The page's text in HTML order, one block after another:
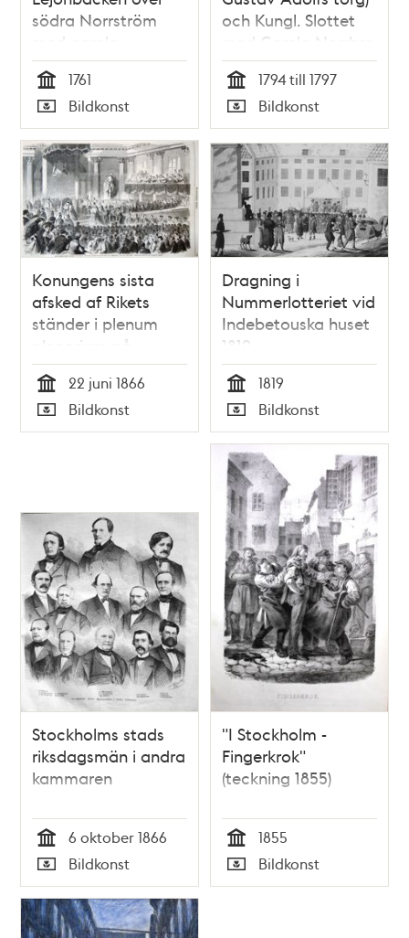
södra Norrström
med gamla
Norrbro, Kungl.
Myntet och Kungl.
Stallet
Tid
1761
Typ
Bildkonst
och Kungl. Slottet
med Gamla Norrbro
(riven 1797)
Tid
1794 till 1797
Typ
Bildkonst
Konungens sista
afsked af Rikets
ständer i plenum
plenorium på
Rikssalen den 22 juni
1866. Litografisk bild
Ny Illustrerad
Tidning, nr 27 den 7
Tid
22 juni 1866
Typ
Bildkonst
Dragning i
Nummerlotteriet vid
Indebetouska huset
1819
Tid
1819
Typ
Bildkonst
Stockholms stads
riksdagsmän i andra
kammaren
Tid
6 oktober 1866
Typ
Bildkonst
"I Stockholm -
Fingerkrok"
(teckning 1855)
Tid
1855
Typ
Bildkonst